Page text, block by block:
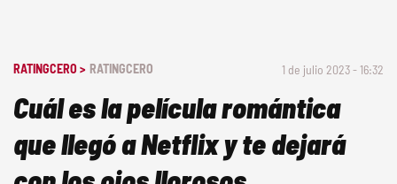
RATINGCERO > RATINGCERO 1 de julio 2023 - 16:32
Cuál es la película romántica
que llegó a Netflix y te dejará